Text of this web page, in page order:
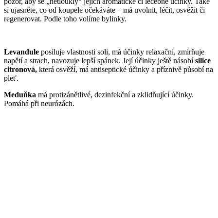
si ujasněte, co od koupele očekáváte – má uvolnit, léčit, osvěžit či
regenerovat. Podle toho volíme bylinky.
Levandule posiluje vlastnosti soli, má účinky relaxační, zmírňuje
napětí a strach, navozuje lepší spánek. Její účinky ještě násobísilice
citronová, která osvěží, má antiseptické účinky a příznivě působí na
pleť.
Meduňka má protizánětlivé, dezinfekční a zklidňující účinky.
Pomáhá při neurózách.